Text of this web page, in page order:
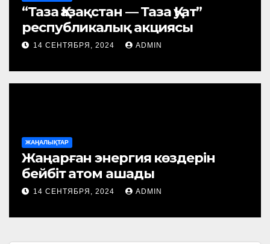
“Таза Қазақстан — Таза Қуат”
республикалық акциясы
14 СЕНТЯБРЯ, 2024 ADMIN
ЖАҢАЛЫҚТАР
Жаңарған энергия көздерін
бейбіт атом ашады
14 СЕНТЯБРЯ, 2024 ADMIN